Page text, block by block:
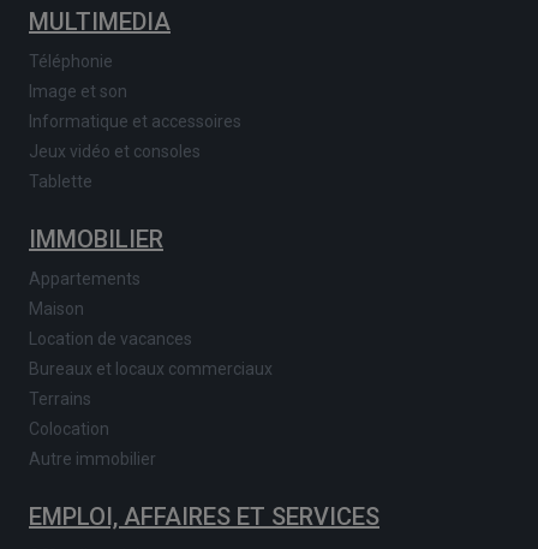
MULTIMEDIA
Téléphonie
Image et son
Informatique et accessoires
Jeux vidéo et consoles
Tablette
IMMOBILIER
Appartements
Maison
Location de vacances
Bureaux et locaux commerciaux
Terrains
Colocation
Autre immobilier
EMPLOI, AFFAIRES ET SERVICES